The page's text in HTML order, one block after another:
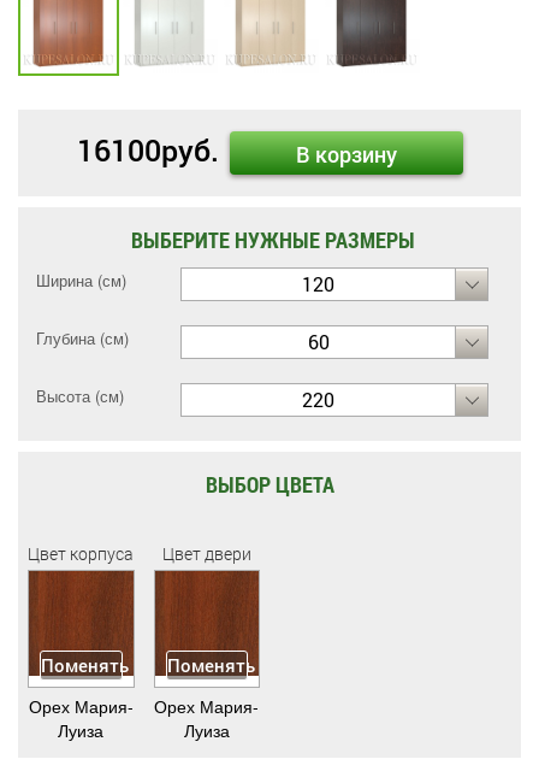
16100руб. В корзину
ВЫБЕРИТЕ НУЖНЫЕ РАЗМЕРЫ
Ширина (см) 120
Глубина (см) 60
Высота (см) 220
ВЫБОР ЦВЕТА
Цвет корпуса
Поменять
Орех Мария-
Луиза
Цвет двери
Поменять
Орех Мария-
Луиза